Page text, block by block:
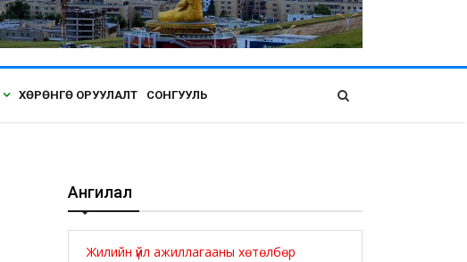
ХӨРӨНГӨ ОРУУЛАЛТ СОНГУУЛЬ
Ангилал
Жилийн үйл ажиллагааны хөтөлбөр